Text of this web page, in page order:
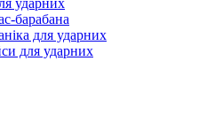
ударних
барабана
для ударних
для ударних